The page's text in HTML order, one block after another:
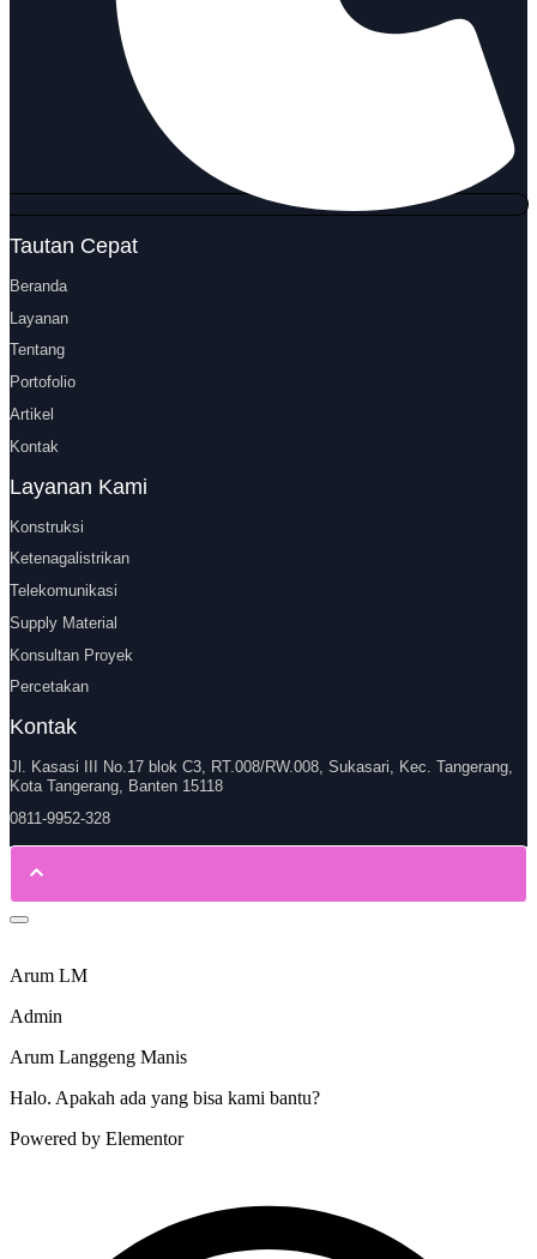
Tautan Cepat
Beranda
Layanan
Tentang
Portofolio
Artikel
Kontak
Layanan Kami
Konstruksi
Ketenagalistrikan
Telekomunikasi
Supply Material
Konsultan Proyek
Percetakan
Kontak
Jl. Kasasi III No.17 blok C3, RT.008/RW.008, Sukasari, Kec. Tangerang,
Kota Tangerang, Banten 15118
0811-9952-328
Arum LM
Admin
Arum Langgeng Manis
Halo. Apakah ada yang bisa kami bantu?
Powered by Elementor